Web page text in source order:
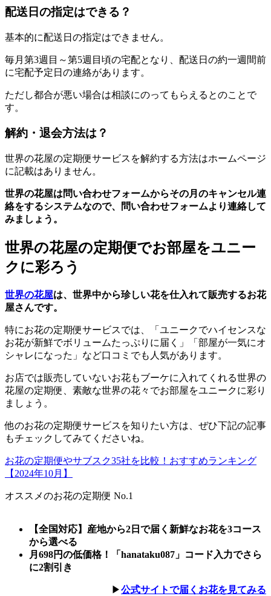
配送日の指定はできる？
基本的に配送日の指定はできません。
毎月第3週目～第5週目頃の宅配となり、配送日の約一週間前
に宅配予定日の連絡があります。
ただし都合が悪い場合は相談にのってもらえるとのことで
す。
解約・退会方法は？
世界の花屋の定期便サービスを解約する方法はホームページ
に記載はありません。
世界の花屋は問い合わせフォームからその月のキャンセル連
絡をするシステムなので、問い合わせフォームより連絡して
みましょう。
世界の花屋の定期便でお部屋をユニー
クに彩ろう
世界の花屋は、世界中から珍しい花を仕入れて販売するお花
屋さんです。
特にお花の定期便サービスでは、「ユニークでハイセンスな
お花が新鮮でボリュームたっぷりに届く」「部屋が一気にオ
シャレになった」など口コミでも人気があります。
お店では販売していないお花もブーケに入れてくれる世界の
花屋の定期便、素敵な世界の花々でお部屋をユニークに彩り
ましょう。
他のお花の定期便サービスを知りたい方は、ぜひ下記の記事
もチェックしてみてくださいね。
お花の定期便やサブスク35社を比較！おすすめランキング
【2024年10月】
オススメのお花の定期便 No.1
【全国対応】産地から2日で届く新鮮なお花を3コース
から選べる
月698円の低価格！「hanataku087」コード入力でさら
に2割引き
▶︎公式サイトで届くお花を見てみる